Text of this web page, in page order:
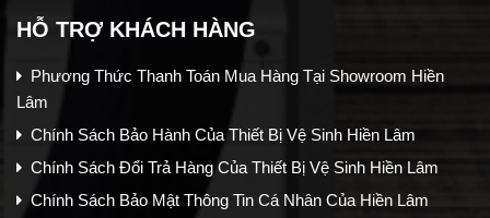
HỖ TRỢ KHÁCH HÀNG
Phương Thức Thanh Toán Mua Hàng Tại Showroom Hiền
Lâm
Chính Sách Bảo Hành Của Thiết Bị Vệ Sinh Hiền Lâm
Chính Sách Đổi Trả Hàng Của Thiết Bị Vệ Sinh Hiền Lâm
Chính Sách Bảo Mật Thông Tin Cá Nhân Của Hiền Lâm